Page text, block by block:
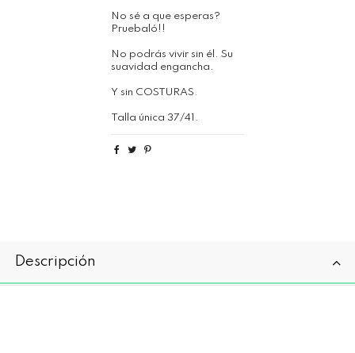
No sé a que esperas?
Pruebaló!!
No podrás vivir sin él. Su
suavidad engancha.
Y sin COSTURAS.
Talla única 37/41.
Descripción